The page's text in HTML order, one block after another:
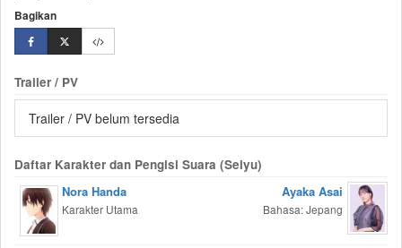
Bagikan
Trailer / PV
Trailer / PV belum tersedia
Daftar Karakter dan Pengisi Suara (Seiyu)
Nora Handa
Karakter Utama
Ayaka Asai
Bahasa: Jepang